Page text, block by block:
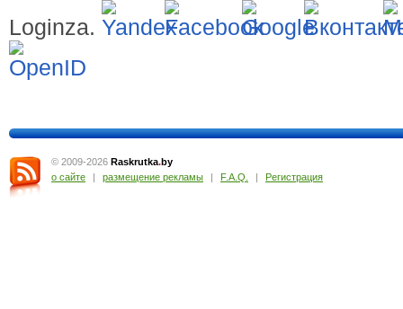
Loginza.
© 2009-2026 Raskrutka.by
о сайте
| размещение рекламы | F.A.Q. | Регистрация